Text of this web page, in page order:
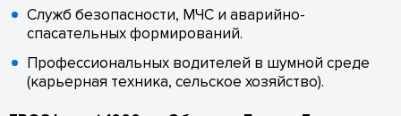
Служб безопасности, МЧС и аварийно-
спасательных формирований.
Профессиональных водителей в шумной среде
(карьерная техника, сельское хозяйство).